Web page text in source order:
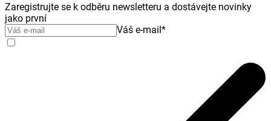
Zaregistrujte se k odběru newsletteru a dostávejte novinky
jako první
Váš e-mail*